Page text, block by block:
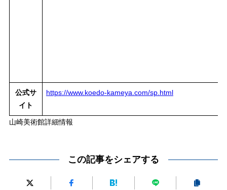
公式サ
イト
https://www.koedo-kameya.com/sp.html
山崎美術館詳細情報
この記事をシェアする